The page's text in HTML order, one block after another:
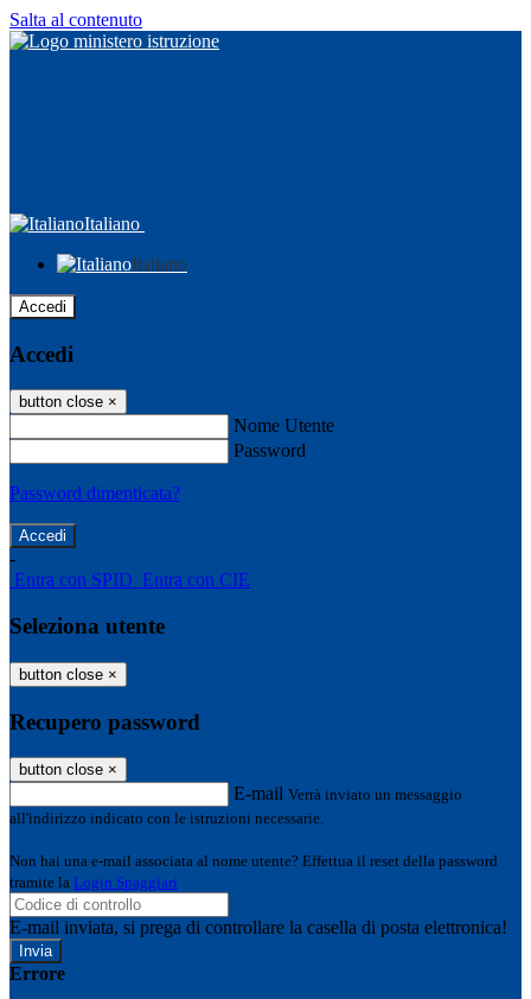
Salta al contenuto
Italiano
Italiano
Accedi
Accedi
button close ×
Nome Utente
Password
Password dimenticata?
-
Entra con SPID Entra con CIE
Seleziona utente
button close ×
Recupero password
button close ×
E-mail Verrà inviato un messaggio
all'indirizzo indicato con le istruzioni necessarie.
Non hai una e-mail associata al nome utente? Effettua il reset della password
tramite la Login Spaggiari
E-mail inviata, si prega di controllare la casella di posta elettronica!
Errore